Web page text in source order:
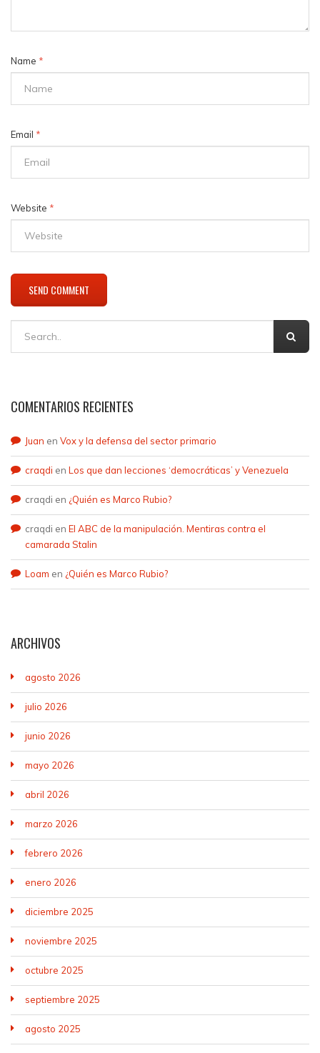
Name *
Email *
Website *
COMENTARIOS RECIENTES
Juan en Vox y la defensa del sector primario
craqdi en Los que dan lecciones ‘democráticas’ y Venezuela
craqdi en ¿Quién es Marco Rubio?
craqdi en El ABC de la manipulación. Mentiras contra el
camarada Stalin
Loam en ¿Quién es Marco Rubio?
ARCHIVOS
agosto 2026
julio 2026
junio 2026
mayo 2026
abril 2026
marzo 2026
febrero 2026
enero 2026
diciembre 2025
noviembre 2025
octubre 2025
septiembre 2025
agosto 2025